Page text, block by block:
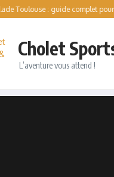
Toulouse : guide complet pour
Cholet
L’aventure vous attend !